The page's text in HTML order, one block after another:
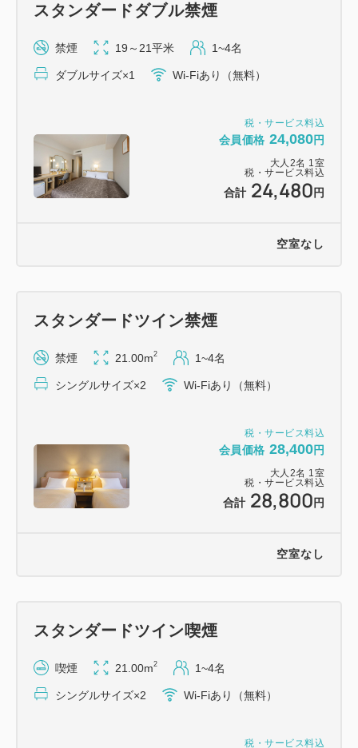
・デラックスツイン 42平米 ベッド幅120cm
■ホテルフジタ福井の魅力
2：シャンプーバーなどのアメニティバイキング
3：福井駅徒歩8分・片町徒歩1分の好立地で観光にも
最適
5：快眠をサポートするサータ社製ベッドを採用
・福井ICより車で約10分
■大手第二駐車場（ホテル地下）
営業時間：7:30～23:00（※7:30前の出発不可）
■大手駐車場（市役所内・徒歩1分）
※割引後に出庫される場合は、再手続きが必要です。
※駐車場の営業時間にご注意ください。
税・サービス料込
会員価格 24,080円
大人 2名 1 室
税・サービス料込
合計 24,480 円
スタンダードダブル禁煙
禁煙 19～21平米 1~4名
ダブルサイズ×1 Wi-Fiあり（無料）
空室なし
税・サービス料込
会員価格 28,400円
大人 2名 1 室
税・サービス料込
合計 28,800 円
スタンダードツイン禁煙
禁煙 21.00m2 1~4名
シングルサイズ×2 Wi-Fiあり（無料）
空室なし
税・サービス料込
スタンダードツイン喫煙
喫煙 21.00m2 1~4名
シングルサイズ×2 Wi-Fiあり（無料）